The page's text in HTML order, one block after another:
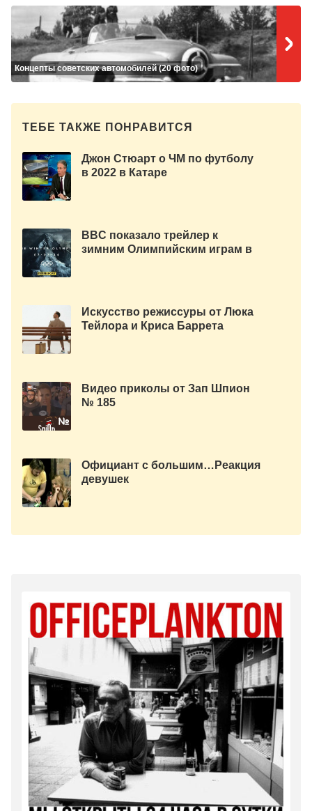
Концепты советских автомобилей (20 фото)
ТЕБЕ ТАКЖЕ ПОНРАВИТСЯ
Джон Стюарт о ЧМ по футболу
в 2022 в Катаре
BBC показало трейлер к
зимним Олимпийским играм в
Искусство режиссуры от Люка
Тейлора и Криса Баррета
Видео приколы от Зап Шпион
№ 185
Официант с большим…Реакция
девушек